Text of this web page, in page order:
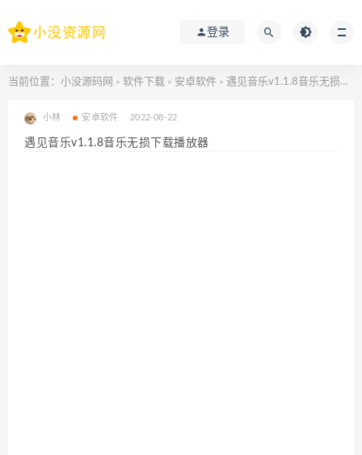
登录
当前位置： 小没源码网 > 软件下载 > 安卓软件 > 遇见音乐v1.1.8音乐无损下载播放器
小林 安卓软件 2022-08-22
遇见音乐v1.1.8音乐无损下载播放器